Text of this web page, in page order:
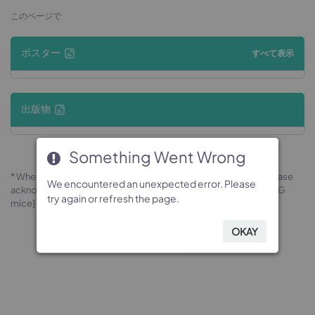
このページで
ポスター すべて表示
出版物
* When publishing results obtained using this animal model, please
acknowledge the source as follows: The animal model [B-NODG
mice] (Cat# 114117) was purchased from Biocytogen.
Something Went Wrong
We encountered an unexpected error. Please
try again or refresh the page.
OKAY
Something Went Wrong
We encountered an unexpected error. Please
try again or refresh the page.
OKAY
Something Went Wrong
We encountered an unexpected error. Please
try again or refresh the page.
OKAY
Something Went Wrong
We encountered an unexpected error. Please
try again or refresh the page.
OKAY